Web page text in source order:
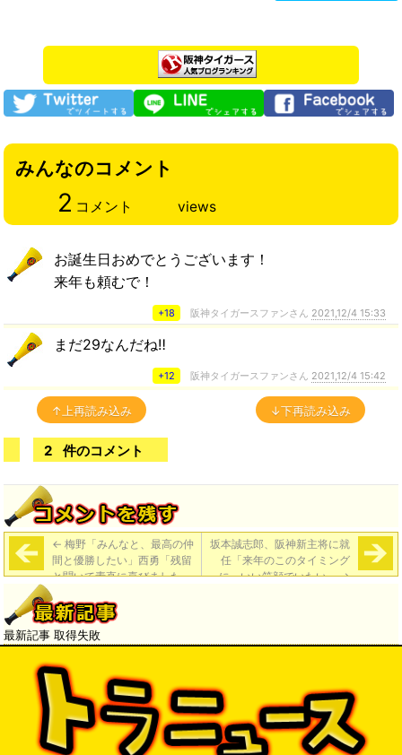
みんなのコメント
2 コメント views
お誕生日おめでとうございます！
来年も頼むで！
+18 阪神タイガースファンさん 2021,12/4 15:33
まだ29なんだね‼︎
+12 阪神タイガースファンさん 2021,12/4 15:42
↑上再読み込み ↓下再読み込み
2 件のコメント
← 梅野「みんなと、最高の仲
間と優勝したい」西勇「残留
と聞いて素直に喜びました」
大山「すごくうれしい」
坂本誠志郎、阪神新主将に就
任「来年のこのタイミング
に、いい笑顔でいたい」→
最新記事 取得失敗